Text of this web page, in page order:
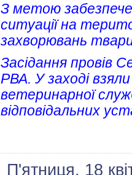
З метою
ситуації на
захворювань
Засідання провів
РВА. У заході
ветеринарної
відповідальних
П'ятниця, 18